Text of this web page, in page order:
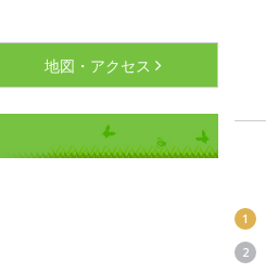
地図・アクセス
1
2